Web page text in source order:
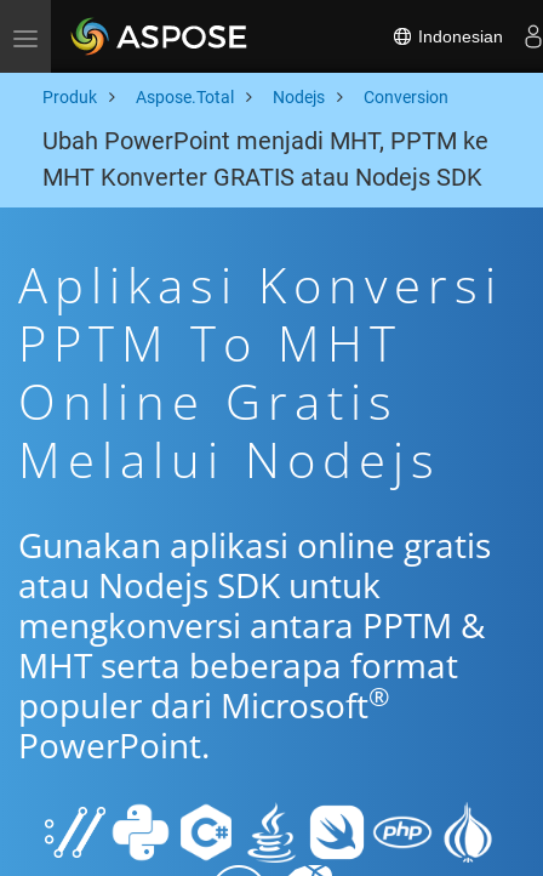
Toggle navigation Indonesian
Produk Aspose.Total Nodejs Conversion
Ubah PowerPoint menjadi MHT, PPTM ke
MHT Konverter GRATIS atau Nodejs SDK
Aplikasi Konversi
PPTM To MHT
Online Gratis
Melalui Nodejs
Gunakan aplikasi online gratis
atau Nodejs SDK untuk
mengkonversi antara PPTM &
MHT serta beberapa format
populer dari Microsoft®
PowerPoint.